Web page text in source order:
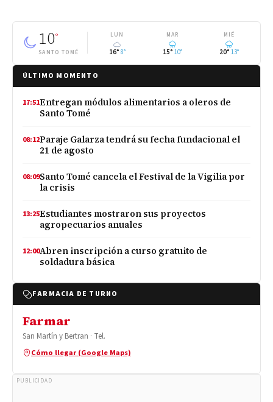
10°
SANTO TOMÉ
LUN
16° 8°
MAR
15° 10°
MIÉ
20° 13°
ÚLTIMO MOMENTO
17:51Entregan módulos alimentarios a oleros de
Santo Tomé
08:12Paraje Galarza tendrá su fecha fundacional el
21 de agosto
08:09Santo Tomé cancela el Festival de la Vigilia por
la crisis
13:25Estudiantes mostraron sus proyectos
agropecuarios anuales
12:00Abren inscripción a curso gratuito de
soldadura básica
FARMACIA DE TURNO
Farmar
San Martín y Bertran · Tel.
Cómo llegar (Google Maps)
PUBLICIDAD